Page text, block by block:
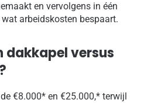
en vervolgens in één
arbeidskosten bespaart.
dakkapel versus
€8.000* en €25.000,* terwijl